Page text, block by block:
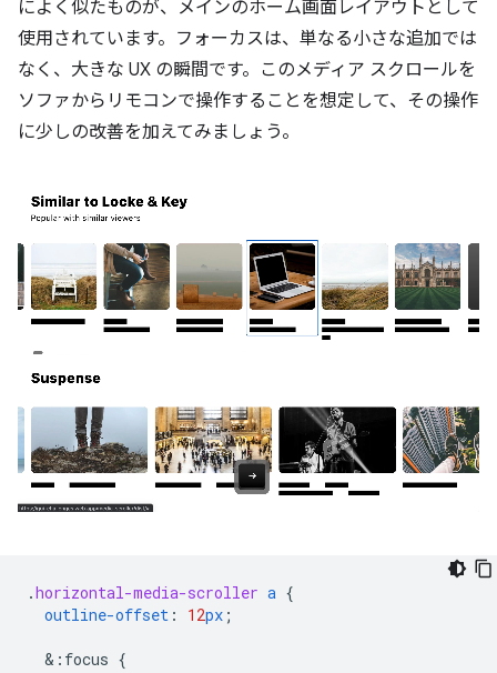
によく似たものが、メインのホーム画面レイアウトとして
使用されています。フォーカスは、単なる小さな追加では
なく、大きな UX の瞬間です。このメディア スクロールを
ソファからリモコンで操作することを想定して、その操作
に少しの改善を加えてみましょう。
.horizontal-media-scroller a {
outline-offset : 12px ;
& :focus {